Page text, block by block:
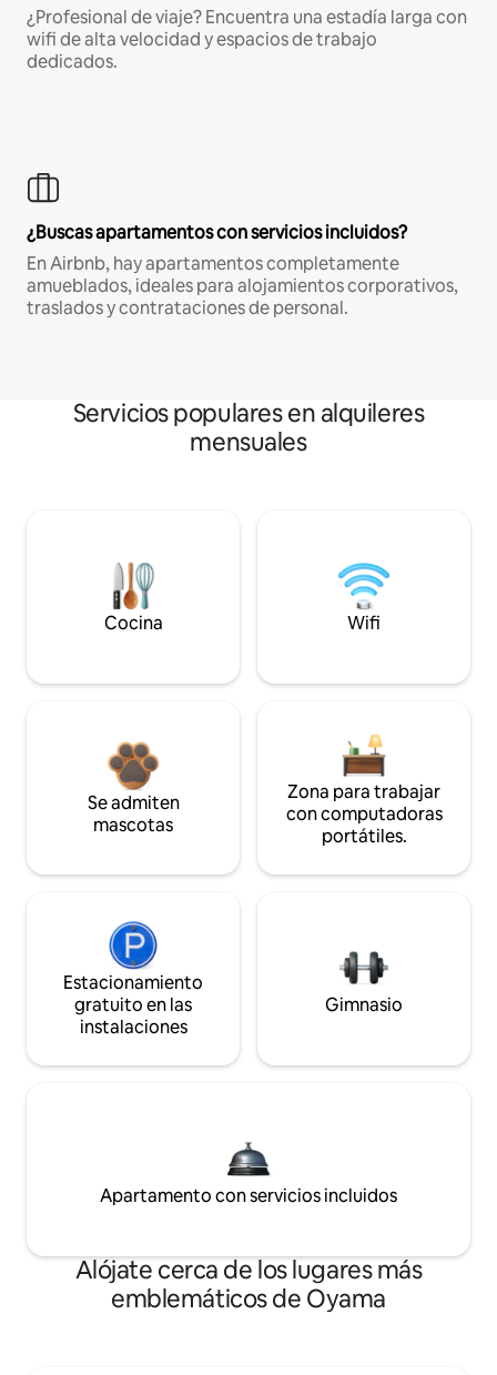
¿Profesional de viaje? Encuentra una estadía larga con
wifi de alta velocidad y espacios de trabajo
dedicados.
¿Buscas apartamentos con servicios incluidos?
En Airbnb, hay apartamentos completamente
amueblados, ideales para alojamientos corporativos,
traslados y contrataciones de personal.
Servicios populares en alquileres
mensuales
Cocina Wifi
Se admiten
mascotas
Zona para trabajar
con computadoras
portátiles.
Estacionamiento
gratuito en las
instalaciones
Gimnasio
Apartamento con servicios incluidos
Alójate cerca de los lugares más
emblemáticos de Oyama